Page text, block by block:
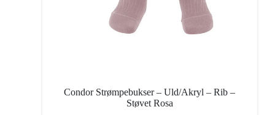
Condor Strømpebukser – Uld/Akryl – Rib –
Støvet Rosa